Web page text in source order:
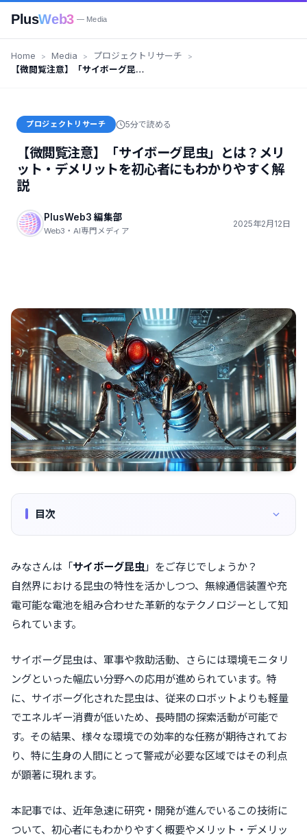
PlusWeb3 — Media
Home Media
プロジェクトリサーチ
【微閲覧注意】「サイボーグ昆
プロジェクトリサーチ 5分で読める
【微閲覧注意】「サイボーグ昆虫」とは？メリ
ット・デメリットを初心者にもわかりやすく解
説
PlusWeb3 編集部
Web3・AI専門メディア
2025年2月12日
目次
みなさんは「サイボーグ昆虫 」をご存じでしょうか？
自然界における昆虫の特性を活かしつつ、無線通信装置や充
電可能な電池を組み合わせた革新的なテクノロジーとして知
られています。
サイボーグ昆虫は、軍事や救助活動、さらには環境モニタリ
ングといった幅広い分野への応用が進められています。特
に、サイボーグ化された昆虫は、従来のロボットよりも軽量
でエネルギー消費が低いため、長時間の探索活動が可能で
す。その結果、様々な環境での効率的な任務が期待されてお
り、特に生身の人間にとって警戒が必要な区域ではその利点
が顕著に現れます。
本記事では、近年急速に研究・開発が進んでいるこの技術に
ついて、初心者にもわかりやすく概要やメリット・デメリッ